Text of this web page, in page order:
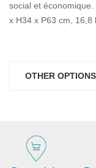
social et économique.
x H34 x P63 cm, 16,8
OTHER